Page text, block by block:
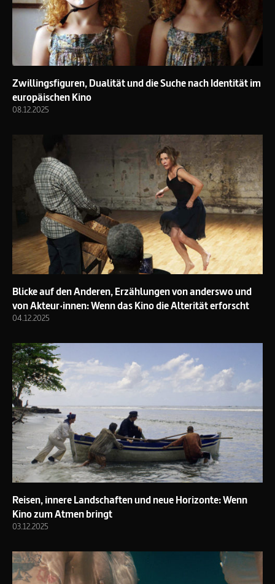
Zwillingsfiguren, Dualität und die Suche nach Identität im
europäischen Kino
08.12.2025
Blicke auf den Anderen, Erzählungen von anderswo und
von Akteur·innen: Wenn das Kino die Alterität erforscht
04.12.2025
Reisen, innere Landschaften und neue Horizonte: Wenn
Kino zum Atmen bringt
03.12.2025